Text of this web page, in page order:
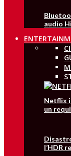
audio
Netflix
un
l’HDR